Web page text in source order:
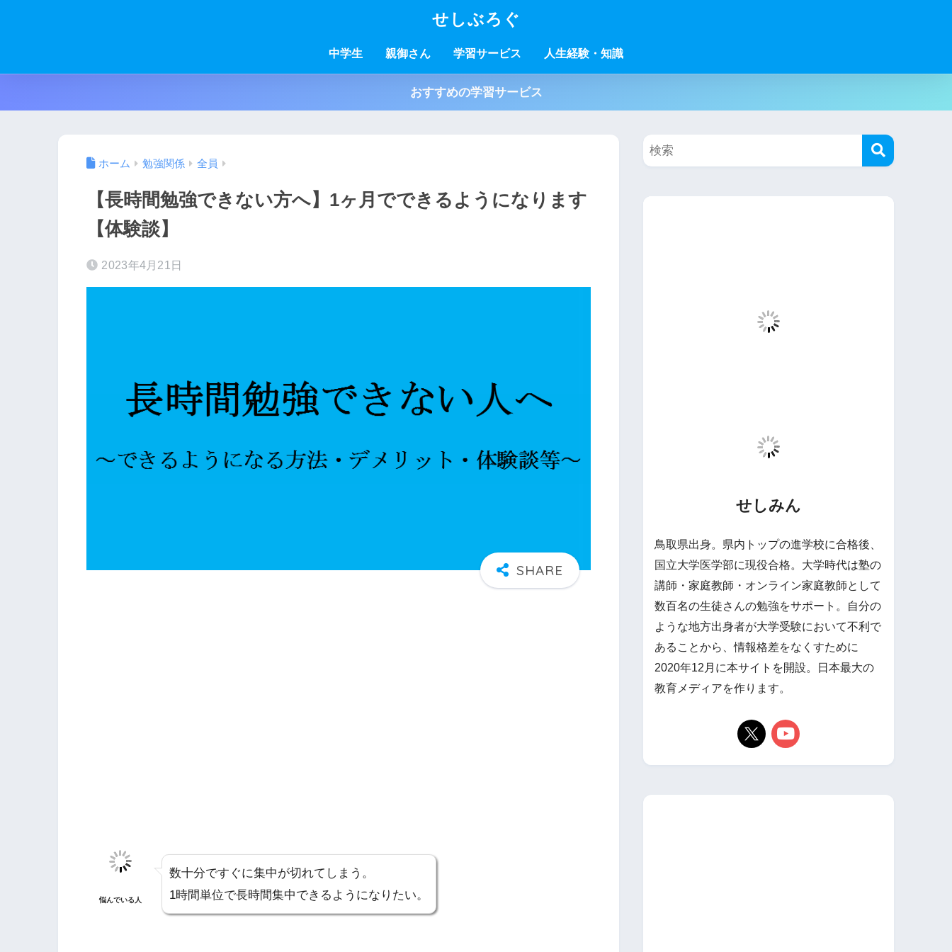
せしぶろぐ
中学生 親御さん 学習サービス 人生経験・知識
おすすめの学習サービス
ホーム 勉強関係 全員
【長時間勉強できない方へ】1ヶ月でできるようになります
【体験談】
2023年4月21日
悩んでいる人
数十分ですぐに集中が切れてしまう。
1時間単位で長時間集中できるようになりたい。
せしみん
鳥取県出身。県内トップの進学校に合格後、
国立大学医学部に現役合格。大学時代は塾の
講師・家庭教師・オンライン家庭教師として
数百名の生徒さんの勉強をサポート。自分の
ような地方出身者が大学受験において不利で
あることから、情報格差をなくすために
2020年12月に本サイトを開設。日本最大の
教育メディアを作ります。